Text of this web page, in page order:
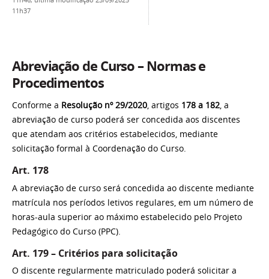
11h37
Abreviação de Curso – Normas e
Procedimentos
Conforme a Resolução nº 29/2020, artigos 178 a 182, a
abreviação de curso poderá ser concedida aos discentes
que atendam aos critérios estabelecidos, mediante
solicitação formal à Coordenação do Curso.
Art. 178
A abreviação de curso será concedida ao discente mediante
matrícula nos períodos letivos regulares, em um número de
horas-aula superior ao máximo estabelecido pelo Projeto
Pedagógico do Curso (PPC).
Art. 179 – Critérios para solicitação
O discente regularmente matriculado poderá solicitar a